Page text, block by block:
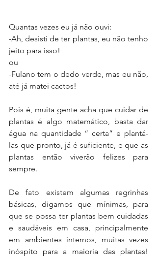
Quantas vezes eu já não ouvi:
-Ah, desisti de ter plantas, eu não tenho
jeito para isso!
ou
-Fulano tem o dedo verde, mas eu não,
até já matei cactos!
Pois é, muita gente acha que cuidar de
plantas é algo matemático, basta dar
água na quantidade “ certa” e plantá-
las que pronto, já é suficiente, e que as
plantas então viverão felizes para
sempre.
De fato existem algumas regrinhas
básicas, digamos que mínimas, para
que se possa ter plantas bem cuidadas
e saudáveis em casa, principalmente
em ambientes internos, muitas vezes
inóspito para a maioria das plantas!